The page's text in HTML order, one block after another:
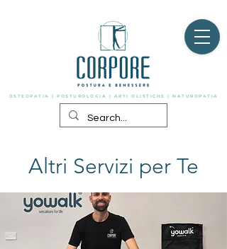
OSTEOPATIA | POSTUROLOGIA | ARTI OLISTICHE | NATUROPATIA
Altri Servizi per Te